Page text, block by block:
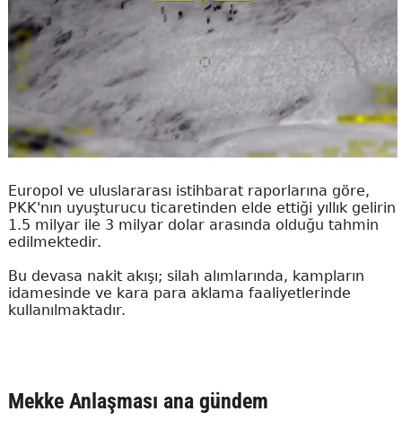
Europol ve uluslararası istihbarat raporlarına göre,
PKK'nın uyuşturucu ticaretinden elde ettiği yıllık gelirin
1.5 milyar ile 3 milyar dolar arasında olduğu tahmin
edilmektedir.
Bu devasa nakit akışı; silah alımlarında, kampların
idamesinde ve kara para aklama faaliyetlerinde
kullanılmaktadır.
Mekke Anlaşması ana gündem